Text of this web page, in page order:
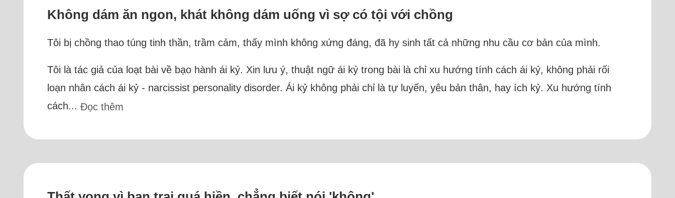
Không dám ăn ngon, khát không dám uống vì sợ có tội với chồng
Tôi bị chồng thao túng tinh thần, trầm cảm, thấy mình không xứng đáng, đã hy sinh tất cả những nhu cầu cơ bản của mình.
Tôi là tác giả của loạt bài về bạo hành ái kỷ. Xin lưu ý, thuật ngữ ái kỷ trong bài là chỉ xu hướng tính cách ái kỷ, không phải rối
loạn nhân cách ái kỷ - narcissist personality disorder. Ái kỷ không phải chỉ là tự luyến, yêu bản thân, hay ích kỷ. Xu hướng tính
cách...Đọc thêm